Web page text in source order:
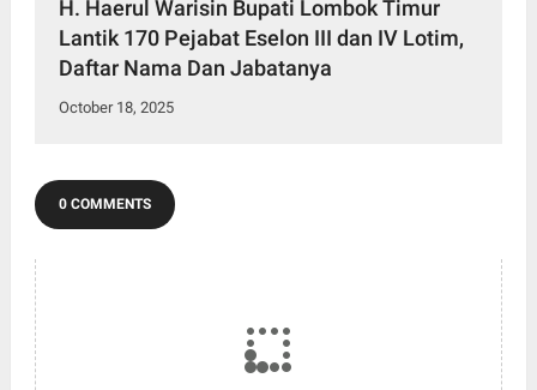
H. Haerul Warisin Bupati Lombok Timur
Lantik 170 Pejabat Eselon III dan IV Lotim,
Daftar Nama Dan Jabatanya
October 18, 2025
0 COMMENTS